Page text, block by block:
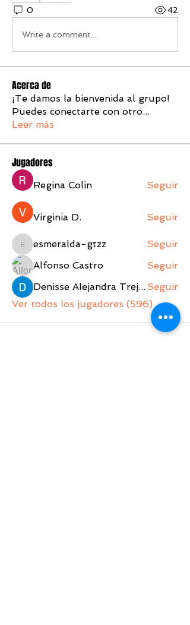
0 42
Write a comment...
Acerca de
¡Te damos la bienvenida al grupo!
Puedes conectarte con otro...
Leer más
Jugadores
Regina Colin Seguir
Virginia D. Seguir
esmeralda-gtzz
esmeralda-gtzz
Seguir
Alfonso Castro
Seguir
Denisse Alejandra Trejo Lopez Seguir
Ver todos los jugadores (596)